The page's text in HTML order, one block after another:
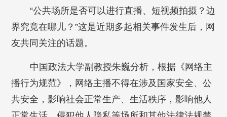
“公共场所是否可以进行直播、短视频拍摄？边
界究竟在哪儿？”这是近期多起相关事件发生后，网
友共同关注的话题。
中国政法大学副教授朱巍分析，根据《网络主
播行为规范》，网络主播不得在涉及国家安全、公
共安全，影响社会正常生产、生活秩序，影响他人